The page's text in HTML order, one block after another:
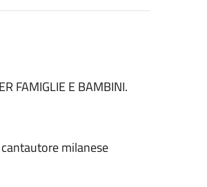
FAMIGLIE E BAMBINI.
milanese